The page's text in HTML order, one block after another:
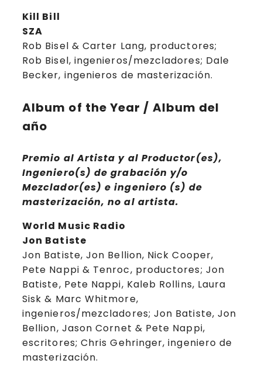
Kill Bill
SZA
Rob Bisel & Carter Lang, productores;
Rob Bisel, ingenieros/mezcladores; Dale
Becker, ingenieros de masterización.
Album of the Year / Album del
año
Premio al Artista y al Productor(es),
Ingeniero(s) de grabación y/o
Mezclador(es) e ingeniero (s) de
masterización, no al artista.
World Music Radio
Jon Batiste
Jon Batiste, Jon Bellion, Nick Cooper,
Pete Nappi & Tenroc, productores; Jon
Batiste, Pete Nappi, Kaleb Rollins, Laura
Sisk & Marc Whitmore,
ingenieros/mezcladores; Jon Batiste, Jon
Bellion, Jason Cornet & Pete Nappi,
escritores; Chris Gehringer, ingeniero de
masterización.